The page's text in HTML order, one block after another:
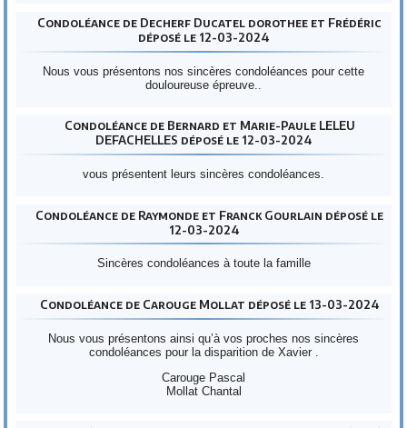
Condoléance de Decherf Ducatel dorothee et Frédéric
déposé le 12-03-2024
Nous vous présentons nos sincères condoléances pour cette
douloureuse épreuve..
Condoléance de Bernard et Marie-Paule LELEU
DEFACHELLES déposé le 12-03-2024
vous présentent leurs sincères condoléances.
Condoléance de Raymonde et Franck Gourlain déposé le
12-03-2024
Sincères condoléances à toute la famille
Condoléance de Carouge Mollat déposé le 13-03-2024
Nous vous présentons ainsi qu’à vos proches nos sincères
condoléances pour la disparition de Xavier .
Carouge Pascal
Mollat Chantal